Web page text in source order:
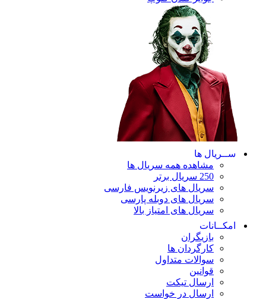
ها
مشاهده همه سریال ها
سریال های زیرنویس فارسی
سریال های دوبله پارسی
سریال های امتیاز بالا
کارگردان ها
سوالات متداول
ارسال تیکت
ارسال در خواست